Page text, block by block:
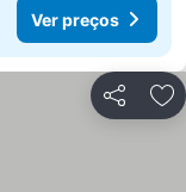
Ver preços
Partilhar